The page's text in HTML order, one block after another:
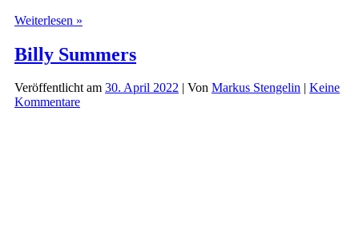
Weiterlesen »
–
Hochzeit
Billy Summers
Veröffentlicht am 30. April 2022 | Von Markus Stengelin | Keine
Kommentare